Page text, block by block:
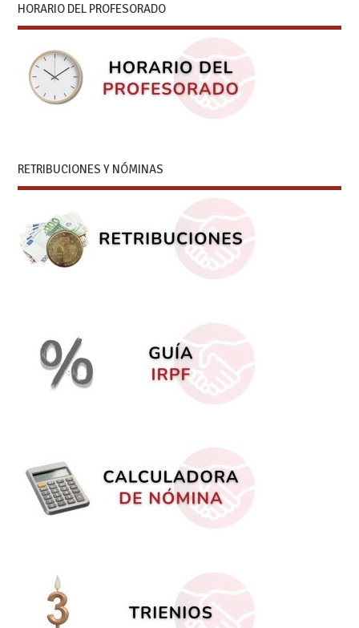
HORARIO DEL PROFESORADO
RETRIBUCIONES Y NÓMINAS